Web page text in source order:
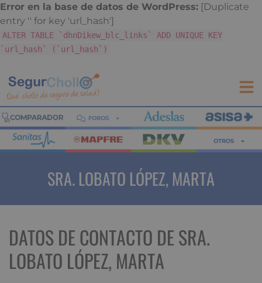
Error en la base de datos de WordPress: [Duplicate
entry '' for key 'url_hash']
ALTER TABLE `dhnDikew_blc_links` ADD UNIQUE KEY
`url_hash` (`url_hash`)
FOROS
OTROS
SRA. LOBATO LÓPEZ, MARTA
DATOS DE CONTACTO DE SRA.
LOBATO LÓPEZ, MARTA